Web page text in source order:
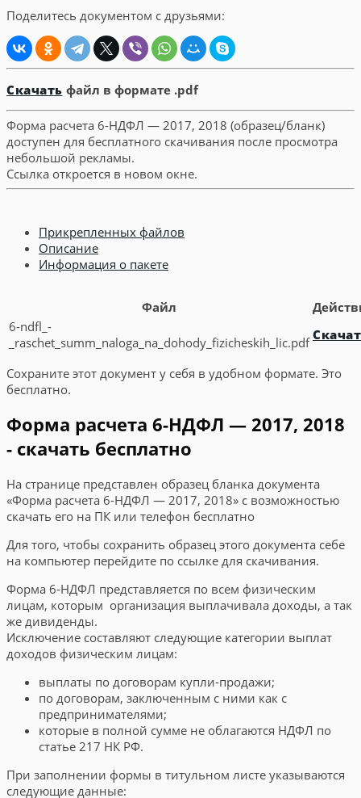
Поделитесь документом с друзьями:
Скачать файл в формате .pdf
Форма расчета 6-НДФЛ — 2017, 2018 (образец/бланк)
доступен для бесплатного скачивания после просмотра
небольшой рекламы.
Ссылка откроется в новом окне.
Прикрепленных файлов
Описание
Информация о пакете
Файл
6-ndfl_-
_raschet_summ_naloga_na_dohody_fizicheskih_lic.pdf
Сохраните этот документ у себя в удобном формате. Это
бесплатно.
Форма расчета 6-НДФЛ — 2017, 2018
- скачать бесплатно
На странице представлен образец бланка документа
«Форма расчета 6-НДФЛ — 2017, 2018» с возможностью
скачать его на ПК или телефон бесплатно
Для того, чтобы сохранить образец этого документа себе
на компьютер перейдите по ссылке для скачивания.
Форма 6-НДФЛ представляется по всем физическим
лицам, которым организация выплачивала доходы, а так
же дивиденды.
Исключение составляют следующие категории выплат
доходов физическим лицам:
выплаты по договорам купли-продажи;
по договорам, заключенным с ними как с
предпринимателями;
которые в полной сумме не облагаются НДФЛ по
статье 217 НК РФ.
При заполнении формы в титульном листе указываются
следующие данные: